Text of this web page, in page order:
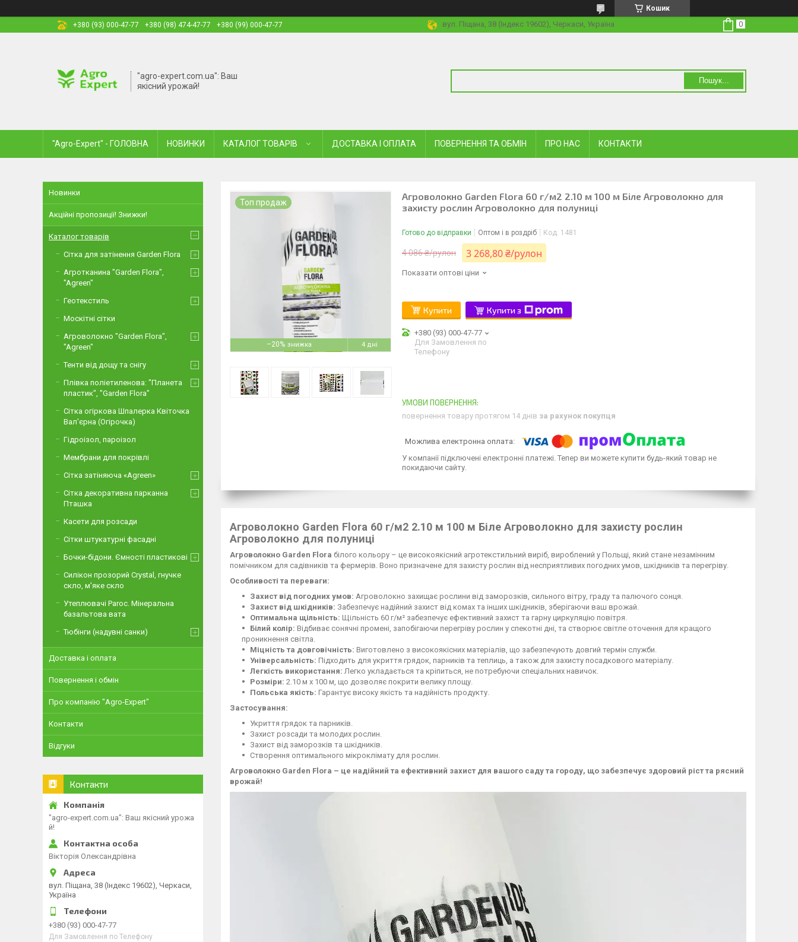
Кошик
+380 (93) 000-47-77
+380 (98) 474-47-77 +380 (99) 000-47-77 вул. Піщана, 38 (Індекс 19602), Черкаси, Україна
"agro-expert.com.ua": Ваш
якісний урожай!
Пошук...
"Agro-Expert" - ГОЛОВНА НОВИНКИ КАТАЛОГ ТОВАРІВ ДОСТАВКА І ОПЛАТА ПОВЕРНЕННЯ ТА ОБМІН ПРО НАС КОНТАКТИ
–20% 4 дні
Топ продаж
Агроволокно Garden Flora 60 г/м2 2.10 м 100 м Біле Агроволокно для
захисту рослин Агроволокно для полуниці
Готово до відправки Оптом і в роздріб Код: 1481
4 086 ₴/рулон 3 268,80 ₴/рулон
Показати оптові ціни
Купити Купити з
+380 (93) 000-47-77
Для Замовлення по
Телефону
повернення товару протягом 14 днів за рахунок покупця
У компанії підключені електронні платежі. Тепер ви можете купити будь-який товар не
покидаючи сайту.
Агроволокно Garden Flora 60 г/м2 2.10 м 100 м Біле Агроволокно для захисту рослин
Агроволокно для полуниці
Агроволокно Garden Flora білого кольору – це високоякісний агротекстильний виріб, вироблений у Польщі, який стане незамінним
помічником для садівників та фермерів. Воно призначене для захисту рослин від несприятливих погодних умов, шкідників та перегріву.
Особливості та переваги:
Захист від погодних умов: Агроволокно захищає рослини від заморозків, сильного вітру, граду та палючого сонця.
Захист від шкідників: Забезпечує надійний захист від комах та інших шкідників, зберігаючи ваш врожай.
Оптимальна щільність: Щільність 60 г/м² забезпечує ефективний захист та гарну циркуляцію повітря.
Білий колір: Відбиває сонячні промені, запобігаючи перегріву рослин у спекотні дні, та створює світле оточення для кращого
проникнення світла.
Міцність та довговічність: Виготовлено з високоякісних матеріалів, що забезпечують довгий термін служби.
Універсальність: Підходить для укриття грядок, парників та теплиць, а також для захисту посадкового матеріалу.
Легкість використання: Легко укладається та кріпиться, не потребуючи спеціальних навичок.
Розміри: 2.10 м х 100 м, що дозволяє покрити велику площу.
Польська якість: Гарантує високу якість та надійність продукту.
Застосування:
Укриття грядок та парників.
Захист розсади та молодих рослин.
Захист від заморозків та шкідників.
Створення оптимального мікроклімату для рослин.
Агроволокно Garden Flora – це надійний та ефективний захист для вашого саду та городу, що забезпечує здоровий ріст та рясний
врожай!
Новинки
Акційні пропозиції! Знижки!
Каталог товарів
Сітка для затінення Garden Flora
Агротканина "Garden Flora",
"Agreen"
Геотекстиль
Москітні сітки
Агроволокно "Garden Flora",
"Agreen"
Тенти від дощу та снігу
Плівка поліетиленова: "Планета
пластик", "Garden Flora"
Сітка огіркова Шпалерка Квіточка
Вал'єрна (Огірочка)
Гідроізол, пароізол
Мембрани для покрівлі
Сітка затіняюча «Agreen»
Сітка декоративна парканна
Пташка
Касети для розсади
Сітки штукатурні фасадні
Бочки-бідони. Ємності пластикові
Силікон прозорий Crystal, гнучке
скло, м'яке скло
Утеплювачі Paroc. Мінеральна
базальтова вата
Тюбінги (надувні санки)
Доставка і оплата
Повернення і обмін
Про компанію "Agro-Expert"
Контакти
Відгуки
Контакти
"agro-expert.com.ua": Ваш якісний урожа
й!
Вікторія Олександрівна
вул. Піщана, 38 (Індекс 19602), Черкаси,
Україна
+380 (93) 000-47-77
Для Замовлення по Телефону